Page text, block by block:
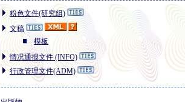
粉色文件(研究组)
文稿
模板
情况通报文件 (INFO)
行政管理文件(ADM)